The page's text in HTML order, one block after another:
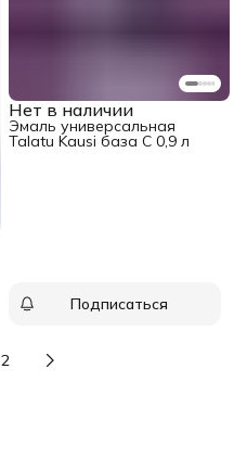
Нет в наличии
Эмаль универсальная
Talatu Kausi база С 0,9 л
Подписаться
2